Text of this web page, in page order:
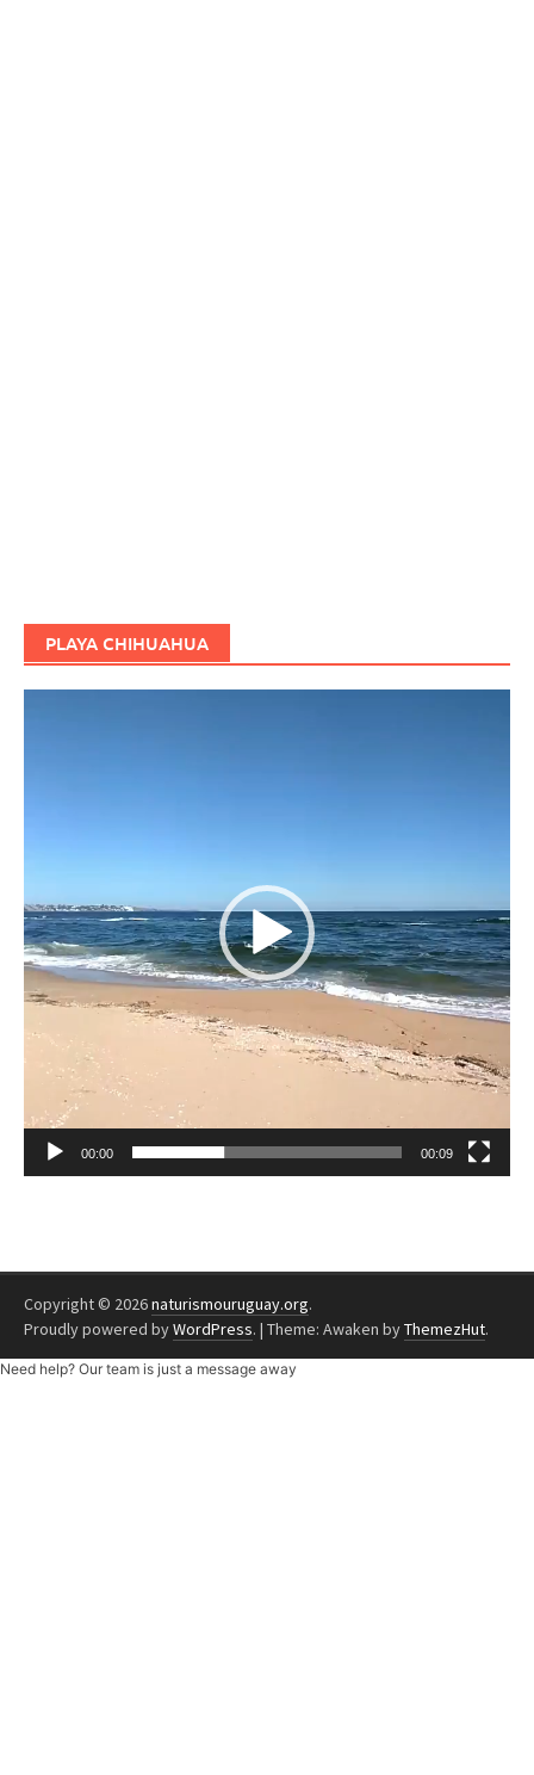
PLAYA CHIHUAHUA
00:00 00:09
Copyright © 2026naturismouruguay.org.
Proudly powered byWordPress. | Theme: Awaken byThemezHut.
Need help? Our team is just a message away